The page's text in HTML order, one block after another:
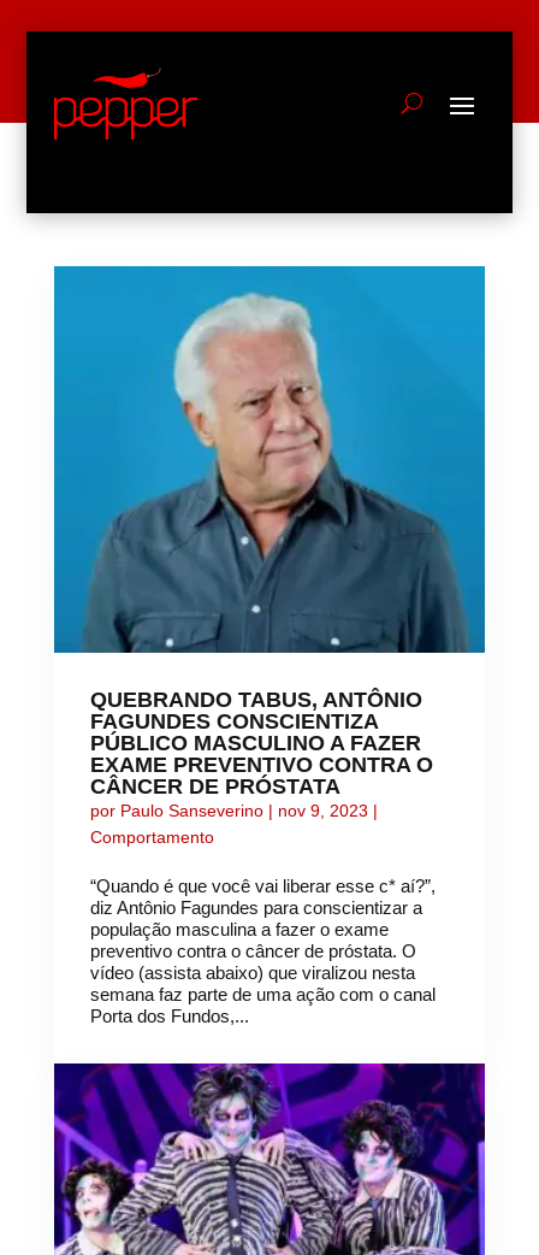
QUEBRANDO TABUS, ANTÔNIO
FAGUNDES CONSCIENTIZA
PÚBLICO MASCULINO A FAZER
EXAME PREVENTIVO CONTRA O
CÂNCER DE PRÓSTATA
por Paulo Sanseverino| nov 9, 2023 |
Comportamento
“Quando é que você vai liberar esse c* aí?”,
diz Antônio Fagundes para conscientizar a
população masculina a fazer o exame
preventivo contra o câncer de próstata. O
vídeo (assista abaixo) que viralizou nesta
semana faz parte de uma ação com o canal
Porta dos Fundos,...